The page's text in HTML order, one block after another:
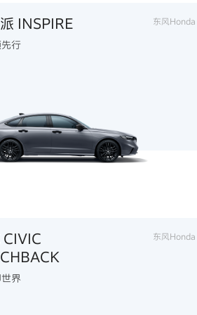
INSPIRE 东风Honda
行
CIVIC
东风Honda
界